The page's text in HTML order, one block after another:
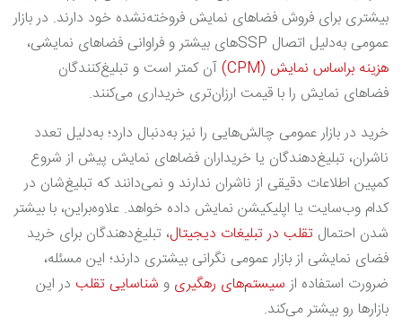
بیشتری برای فروش فضاهای نمایش فروخته‌نشده‌ خود دارند. در بازار
عمومی به‌دلیل اتصال SSPهای بیشتر و فراوانی فضاهای نمایشی،
هزینه براساس نمایش (CPM)
آن کمتر است و تبلیغ‌کنندگان
فضاهای نمایش را با قیمت ارزان‌تری خریداری می‌کنند.
خرید در بازار عمومی چالش‌هایی را نیز به‌دنبال دارد؛ به‌دلیل تعدد
ناشران، تبلیغ‌دهندگان یا خریداران فضاهای نمایش پیش از شروع
کمپین اطلاعات دقیقی از ناشران ندارند و نمی‌دانند که تبلیغ‌شان در
کدام وب‌سایت یا اپلیکیشن نمایش داده خواهد. علاوه‌براین، با بیشتر
شدن احتمال تقلب در تبلیغات دیجیتال، تبلیغ‌دهندگان برای خرید
فضای نمایشی از بازار عمومی نگرانی بیشتری دارند؛ این مسئله،
ضرورت استفاده ازسیستم‌های رهگیری و شناسایی تقلب در این
بازارها رو بیشتر می‌کند.